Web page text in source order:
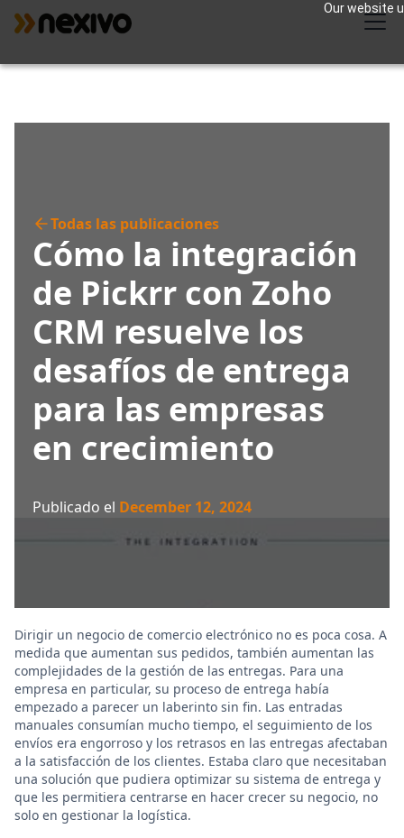
Our website
Todas las publicaciones
Cómo la integración
de Pickrr con Zoho
CRM resuelve los
desafíos de entrega
para las empresas
en crecimiento
Publicado el December 12, 2024
Dirigir un negocio de comercio electrónico no es poca cosa. A
medida que aumentan sus pedidos, también aumentan las
complejidades de la gestión de las entregas. Para una
empresa en particular, su proceso de entrega había
empezado a parecer un laberinto sin fin. Las entradas
manuales consumían mucho tiempo, el seguimiento de los
envíos era engorroso y los retrasos en las entregas afectaban
a la satisfacción de los clientes. Estaba claro que necesitaban
una solución que pudiera optimizar su sistema de entrega y
que les permitiera centrarse en hacer crecer su negocio, no
solo en gestionar la logística.